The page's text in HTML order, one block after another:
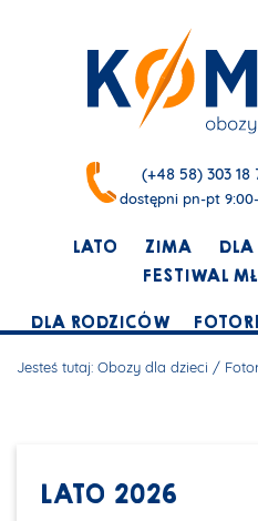
(+48 58) 303 18
dostępni pn-pt
LATO ZIMA
FESTIWAL
DLA RODZICÓW
Jesteś tutaj: Obozy dla dzieci /
LATO 2026